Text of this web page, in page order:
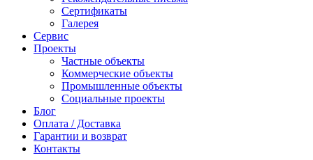
Сертификаты
Галерея
Сервис
Проекты
Частные объекты
Коммерческие объекты
Промышленные объекты
Социальные проекты
Блог
Оплата / Доставка
Гарантии и возврат
Контакты